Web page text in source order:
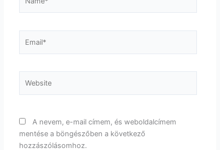
A nevem, e-mail címem, és weboldalcímem
mentése a böngészőben a következő
hozzászólásomhoz.